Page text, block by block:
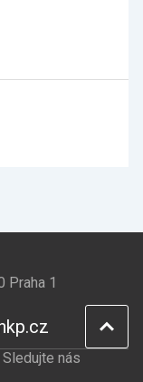
Praha 1
Sledujte nás